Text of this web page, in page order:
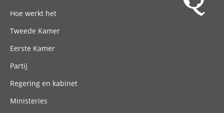
Hoe werkt het
Tweede Kamer
Eerste Kamer
Partij
Regering en kabinet
Ministeries